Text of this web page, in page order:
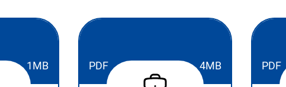
1MB PDF 4MB PDF